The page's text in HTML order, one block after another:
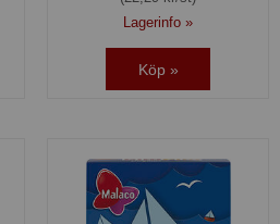
Lagerinfo »
Köp »